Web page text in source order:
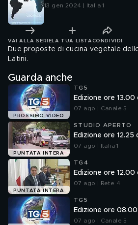
13 gen 2024 | Italia 1
VAI ALLA SERIE LA TUA LISTA CONDIVIDI
Due proposte di cucina vegetale
Latini.
Guarda anche
PROSSIMO VIDEO
TG5
Edizione ore
07 ago | Canale 5
PUNTATA INTERA
STUDIO APERTO
Edizione ore 12.25
07 ago | Italia 1
PUNTATA INTERA
TG4
Edizione ore
07 ago | Rete 4
TG5
Edizione ore
07 ago | Canale 5